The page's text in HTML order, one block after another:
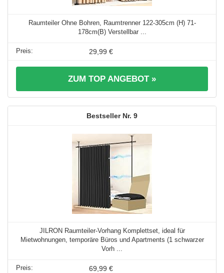
Raumteiler Ohne Bohren, Raumtrenner 122-305cm (H) 71-
178cm(B) Verstellbar ...
29,99 €
ZUM TOP ANGEBOT »
9
JILRON Raumteiler-Vorhang Komplettset, ideal für
Mietwohnungen, temporäre Büros und Apartments (1 schwarzer
Vorh ...
69,99 €